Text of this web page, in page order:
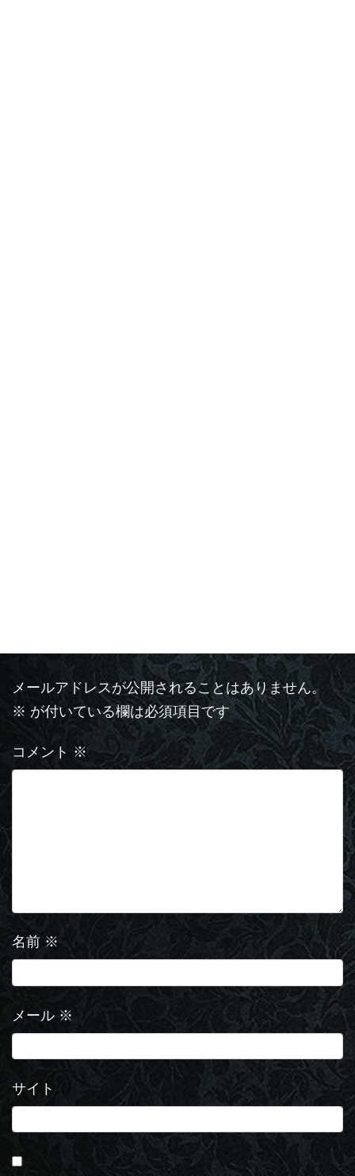
メールアドレスが公開されることはありません。
※ が付いている欄は必須項目です
コメント ※
名前 ※
メール ※
サイト